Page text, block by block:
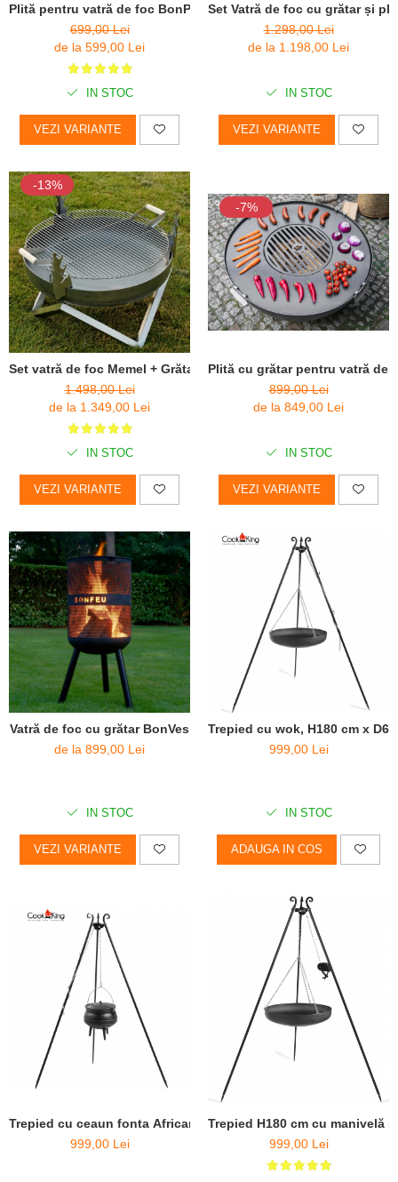
Plită pentru vatră de foc BonPlancha
699,00 Lei
de la 599,00 Lei
IN STOC
VEZI VARIANTE
Set Vatră de foc cu grătar și
1.298,00 Lei
de la 1.198,00 Lei
IN STOC
VEZI VARIANTE
-13%
Set vatră de foc Memel + Grătar Inox
1.498,00 Lei
de la 1.349,00 Lei
IN STOC
VEZI VARIANTE
-7%
Plită cu grătar pentru vatră de
899,00 Lei
de la 849,00 Lei
IN STOC
VEZI VARIANTE
Vatră de foc cu grătar BonVes
de la 899,00 Lei
IN STOC
VEZI VARIANTE
Trepied cu wok, H180 cm x
999,00 Lei
IN STOC
ADAUGA IN COS
Trepied cu ceaun fonta African Pot, H180 cm
999,00 Lei
Trepied H180 cm cu manivelă
999,00 Lei